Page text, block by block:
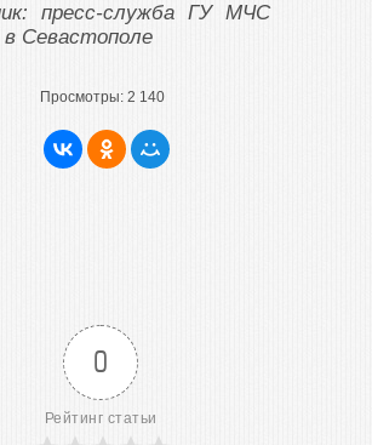
пресс-служба ГУ МЧС
в Севастополе
Просмотры: 2 140
0
Рейтинг статьи